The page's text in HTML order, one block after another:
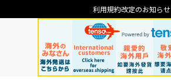
利用規約改定のお知らせ